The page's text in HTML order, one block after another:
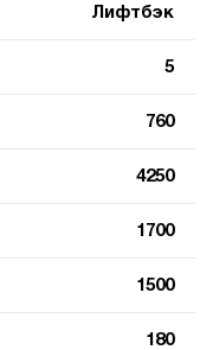
Лифтбэк
5
760
4250
1700
1500
180